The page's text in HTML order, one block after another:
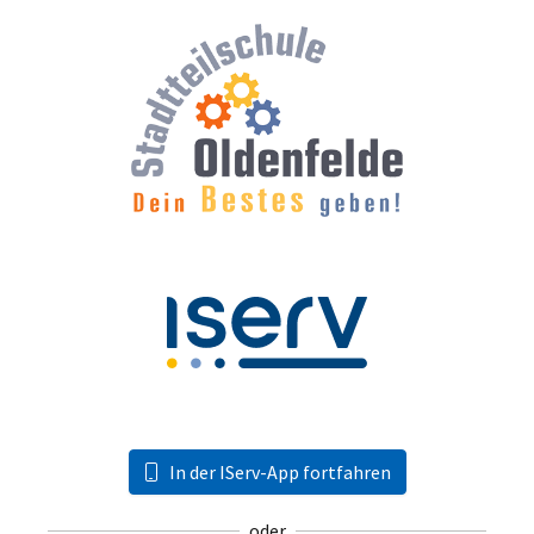
In der IServ-App fortfahren